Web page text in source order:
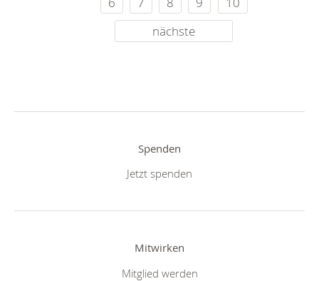
nächste
Spenden
Jetzt spenden
Mitwirken
Mitglied werden